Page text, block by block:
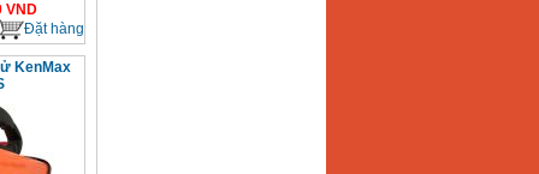
VND
Đặt hàng
KenMax